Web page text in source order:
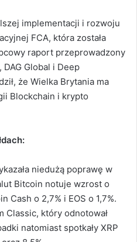
implementacji i rozwoju
FCA, która została
raport przeprowadzony
Global i Deep
że Wielka Brytania ma
Blockchain i krypto
niedużą poprawę w
Bitcoin notuje wzrost o
Cash o 2,7% i EOS o 1,7%.
Classic, który odnotował
natomiast spotkały XRP